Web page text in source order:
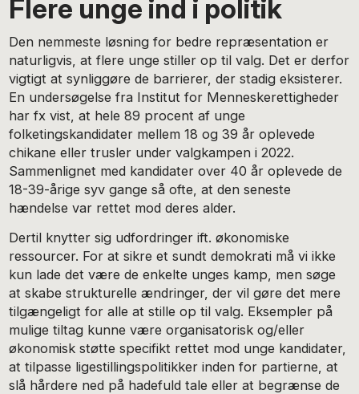
Flere unge ind i politik
Den nemmeste løsning for bedre repræsentation er
naturligvis, at flere unge stiller op til valg. Det er derfor
vigtigt at synliggøre de barrierer, der stadig eksisterer.
En undersøgelse fra Institut for Menneskerettigheder
har fx vist, at hele 89 procent af unge
folketingskandidater mellem 18 og 39 år oplevede
chikane eller trusler under valgkampen i 2022.
Sammenlignet med kandidater over 40 år oplevede de
18-39-årige syv gange så ofte, at den seneste
hændelse var rettet mod deres alder.
Dertil knytter sig udfordringer ift. økonomiske
ressourcer. For at sikre et sundt demokrati må vi ikke
kun lade det være de enkelte unges kamp, men søge
at skabe strukturelle ændringer, der vil gøre det mere
tilgængeligt for alle at stille op til valg. Eksempler på
mulige tiltag kunne være organisatorisk og/eller
økonomisk støtte specifikt rettet mod unge kandidater,
at tilpasse ligestillingspolitikker inden for partierne, at
slå hårdere ned på hadefuld tale eller at begrænse de